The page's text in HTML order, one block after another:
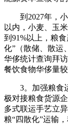
到2027年，小
以内，小麦、玉
到91%以上，粮
化”（散储、散运
华侈统计查询拜
餐饮食物华侈量
3。加强粮食运
极对接粮食货源
多式联运手艺立
粮“四散化”运输